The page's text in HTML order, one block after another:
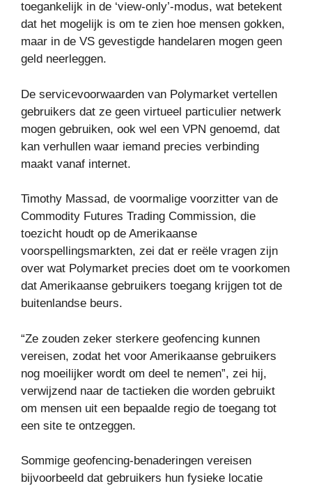
toegankelijk in de ‘view-only’-modus, wat betekent
dat het mogelijk is om te zien hoe mensen gokken,
maar in de VS gevestigde handelaren mogen geen
geld neerleggen.
De servicevoorwaarden van Polymarket vertellen
gebruikers dat ze geen virtueel particulier netwerk
mogen gebruiken, ook wel een VPN genoemd, dat
kan verhullen waar iemand precies verbinding
maakt vanaf internet.
Timothy Massad, de voormalige voorzitter van de
Commodity Futures Trading Commission, die
toezicht houdt op de Amerikaanse
voorspellingsmarkten, zei dat er reële vragen zijn
over wat Polymarket precies doet om te voorkomen
dat Amerikaanse gebruikers toegang krijgen tot de
buitenlandse beurs.
“Ze zouden zeker sterkere geofencing kunnen
vereisen, zodat het voor Amerikaanse gebruikers
nog moeilijker wordt om deel te nemen”, zei hij,
verwijzend naar de tactieken die worden gebruikt
om mensen uit een bepaalde regio de toegang tot
een site te ontzeggen.
Sommige geofencing-benaderingen vereisen
bijvoorbeeld dat gebruikers hun fysieke locatie